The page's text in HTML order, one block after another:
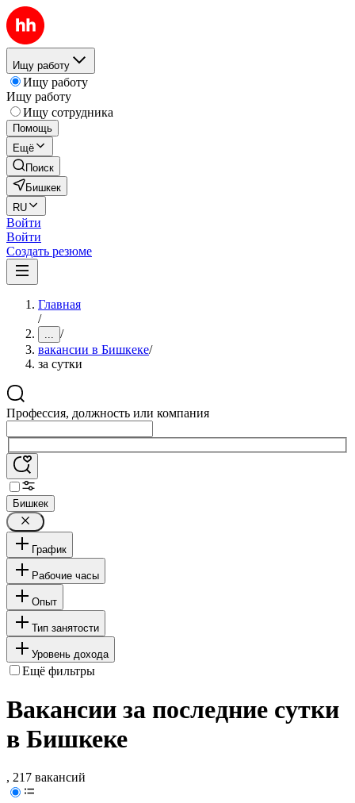
Ищу работу
Ищу работу
Ищу работу
Ищу сотрудника
Помощь
Ещё
Поиск
Бишкек
RU
Войти
Войти
Создать резюме
Главная
/
... /
вакансии в Бишкеке/
за сутки
Профессия, должность или компания
Бишкек
График
Рабочие часы
Опыт
Тип занятости
Уровень дохода
Ещё фильтры
Вакансии за последние сутки
в Бишкеке
, 217 вакансий